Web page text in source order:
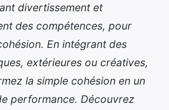
divertissement et
des compétences, pour
En intégrant des
extérieures ou créatives,
la simple cohésion en un
performance. Découvrez